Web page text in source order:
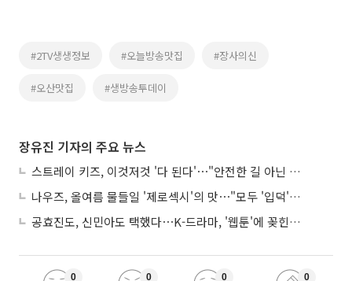
#2TV생생정보 #오늘방송맛집 #장사의신
#오산맛집 #생방송투데이
장유진 기자의 주요 뉴스
스트레이 키즈, 이것저것 '다 된다'⋯"안전한 길 아닌 도전이 재밌어"
나우즈, 올여름 물들일 '제로섹시'의 맛⋯"모두 '입덕'시킬 것"
공효진도, 신민아도 택했다⋯K-드라마, '웹툰'에 꽂힌 이유
0 0 0 0